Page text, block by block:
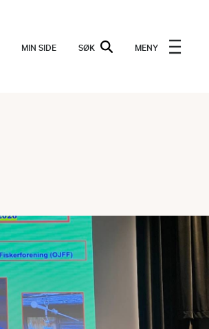
MIN SIDE SØK MENY